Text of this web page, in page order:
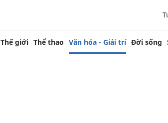
Thế giới Thể thao Văn hóa - Giải trí Đời sống